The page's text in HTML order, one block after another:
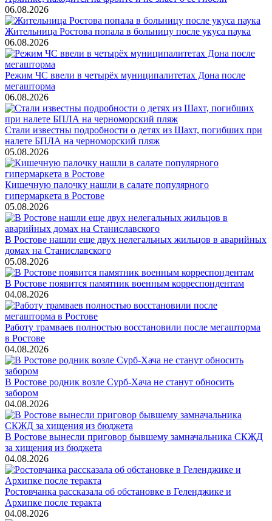
06.08.2026
Жительница Ростова попала в больницу после укуса паука
06.08.2026
Режим ЧС ввели в четырёх муниципалитетах Дона после
мегашторма
06.08.2026
Стали известны подробности о детях из Шахт, погибших при
налете БПЛА на черноморский пляж
05.08.2026
Кишечную палочку нашли в салате популярного
гипермаркета в Ростове
05.08.2026
В Ростове нашли еще двух нелегальных жильцов в аварийных
домах на Станиславского
05.08.2026
В Ростове появится памятник военным корреспондентам
04.08.2026
Работу трамваев полностью восстановили после мегашторма
в Ростове
04.08.2026
В Ростове родник возле Сурб-Хача не станут обносить
забором
04.08.2026
В Ростове вынесли приговор бывшему замначальника СКЖД
за хищения из бюджета
04.08.2026
Ростовчанка рассказала об обстановке в Геленджике и
Архипке после теракта
04.08.2026